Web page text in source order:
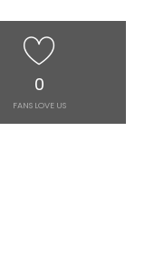
0
FANS LOVE US